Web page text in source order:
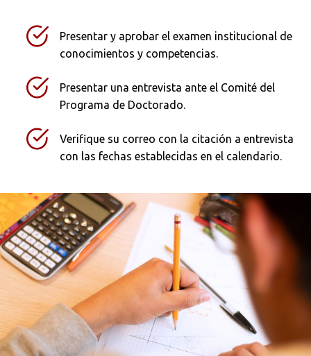
Presentar y aprobar el examen institucional de
conocimientos y competencias.
Presentar una entrevista ante el Comité del
Programa de Doctorado.
Verifique su correo con la citación a entrevista
con las fechas establecidas en el calendario.